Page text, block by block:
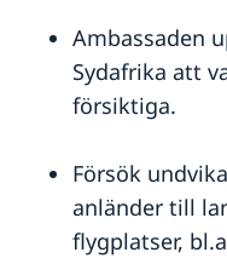
Ambassaden
Sydafrika att
försiktiga.
Försök
anländer till
flygplatser,